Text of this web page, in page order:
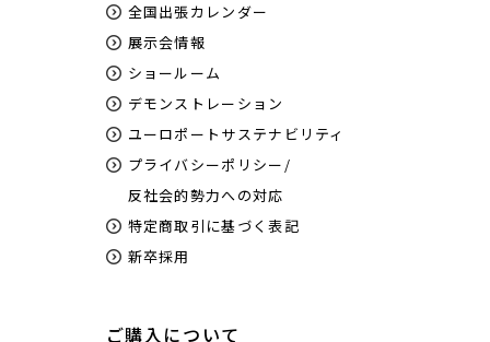
全国出張カレンダー
展示会情報
ショールーム
デモンストレーション
ユーロポートサステナビリティ
プライバシーポリシー/
反社会的勢力への対応
特定商取引に基づく表記
新卒採用
ご購入について